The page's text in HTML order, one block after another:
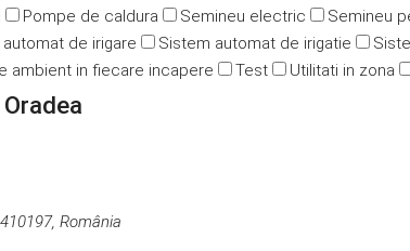
Pompe de caldura Semineu electric Semineu
de irigare Sistem automat de irigatie
ambient in fiecare incapere Test Utilitati in zona
România